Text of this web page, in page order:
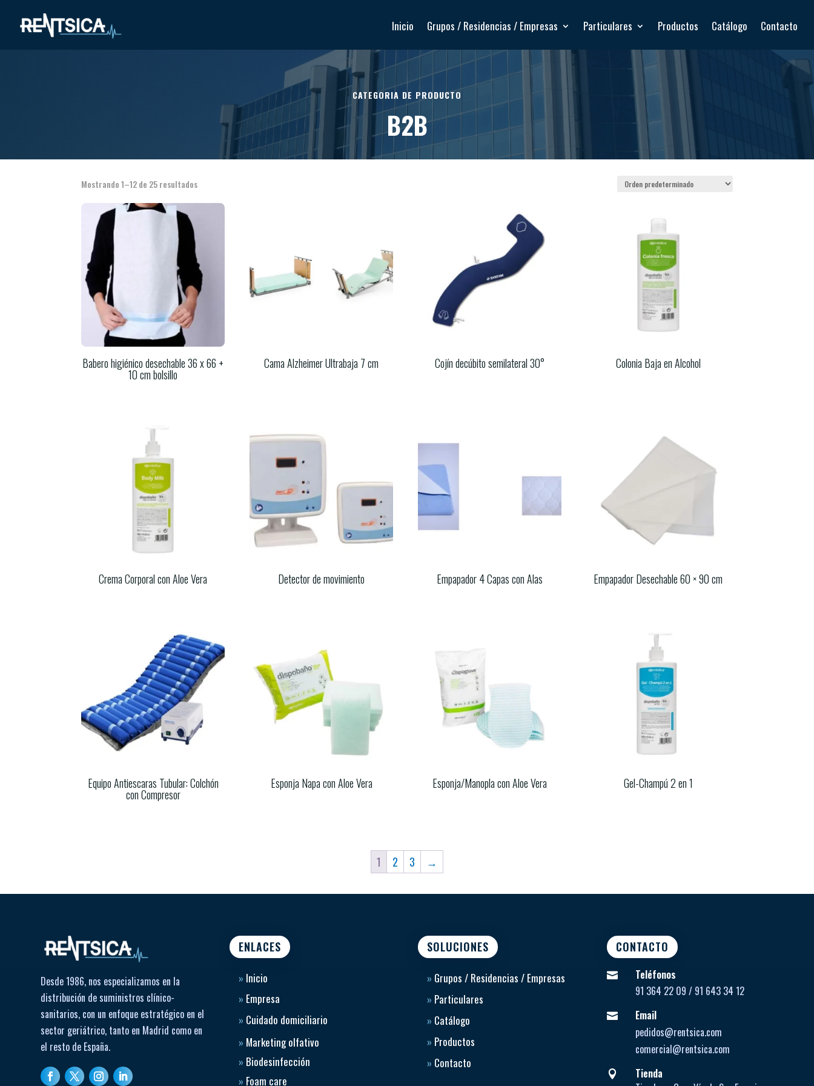
Inicio Grupos / Residencias / Empresas Particulares Productos Catálogo Contacto
CATEGORIA DE PRODUCTO
B2B
Mostrando 1–12 de 25 resultados
Babero higiénico desechable 36 x 66 +
10 cm bolsillo
Cama Alzheimer Ultrabaja 7 cm Cojín decúbito semilateral 30° Colonia Baja en Alcohol
Crema Corporal con Aloe Vera Detector de movimiento Empapador 4 Capas con Alas Empapador Desechable 60 × 90 cm
Equipo Antiescaras Tubular: Colchón
con Compresor
Esponja Napa con Aloe Vera Esponja/Manopla con Aloe Vera Gel-Champú 2 en 1
1 2 3 →
Desde 1986, nos especializamos en la
distribución de suministros clínico-
sanitarios, con un enfoque estratégico en el
sector geriátrico, tanto en Madrid como en
el resto de España.
ENLACES
» Inicio
» Empresa
» Cuidado domiciliario
» Marketing olfativo
» Biodesinfección
» Foam care
SOLUCIONES
» Grupos / Residencias / Empresas
» Particulares
» Catálogo
» Productos
» Contacto
CONTACTO

Teléfonos
91 364 22 09 / 91 643 34 12

Email
pedidos@rentsica.com
comercial@rentsica.com

Tienda